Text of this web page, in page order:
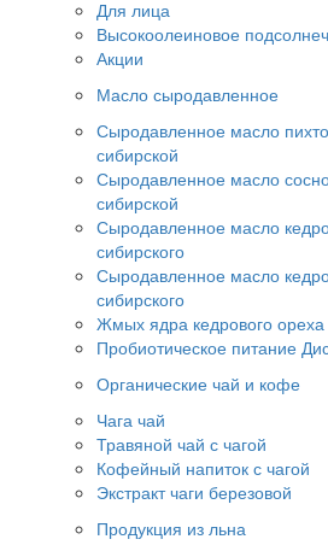
Для лица
Высокоолеиновое
Акции
Масло сыродавленное
Сыродавленное масло
сибирской
Сыродавленное масло
сибирской
Сыродавленное масло
сибирского
Сыродавленное масло
сибирского
Жмых ядра кедрового ореха
Пробиотическое питание
Органические чай и кофе
Чага чай
Травяной чай с чагой
Кофейный напиток с чагой
Экстракт чаги березовой
Продукция из льна